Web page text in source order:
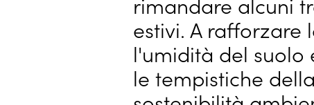
estivi. A rafforzare
l'umidità del suolo
le tempistiche